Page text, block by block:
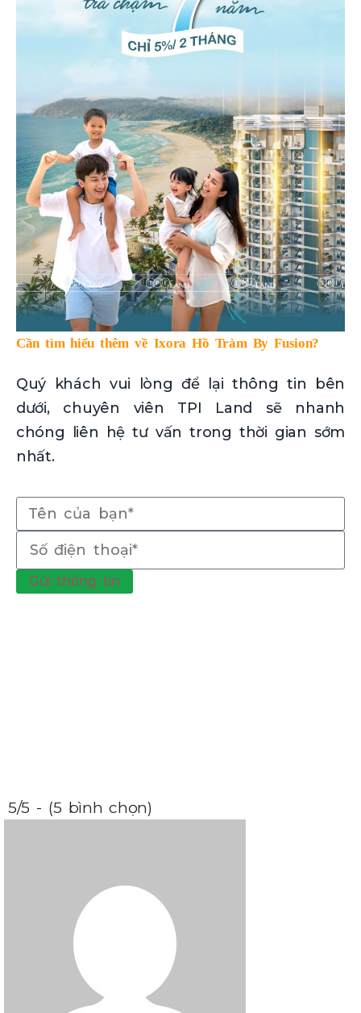
Cần tìm hiểu thêm về Ixora Hồ Tràm By Fusion?
Quý khách vui lòng để lại thông tin bên
dưới, chuyên viên TPI Land sẽ nhanh
chóng liên hệ tư vấn trong thời gian sớm
nhất.
Gửi thông tin
5/5 - (5 bình chọn)